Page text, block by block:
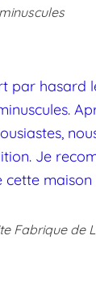
par hasard
Je
maison
Fabrique de